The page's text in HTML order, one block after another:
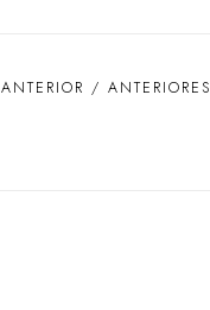
ANTERIOR / ANTERIORES